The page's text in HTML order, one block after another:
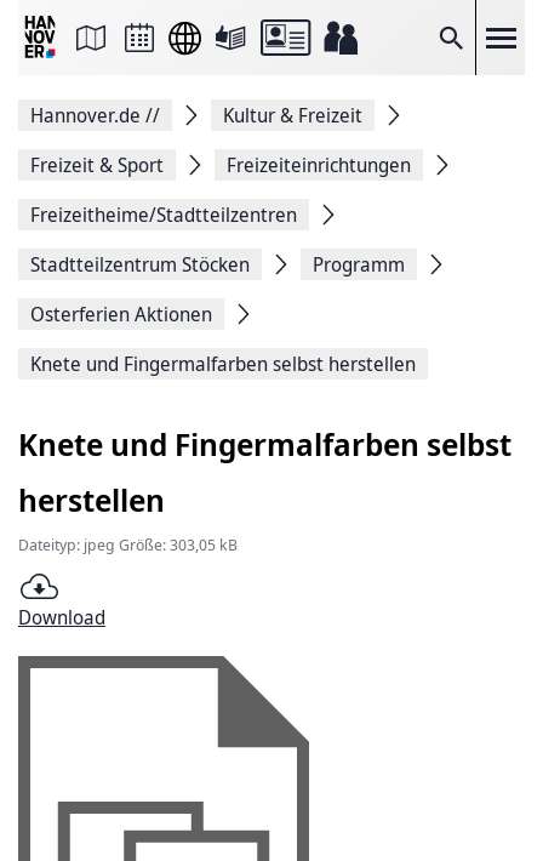
Suche
Seite
Facebook
teilen
Seitenlink
Seite
Hannover.de //
Kultur & Freizeit
Freizeit & Sport
Freizeiteinrichtungen
Freizeitheime/Stadtteilzentren
Stadtteilzentrum Stöcken
Programm
Osterferien Aktionen
Knete und Fingermalfarben selbst herstellen
Knete und Fingermalfarben selbst
herstellen
Dateityp: jpeg Größe: 303,05 kB
Download